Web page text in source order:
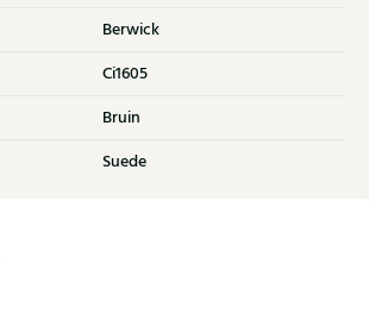
Berwick
Ci1605
Bruin
Suede